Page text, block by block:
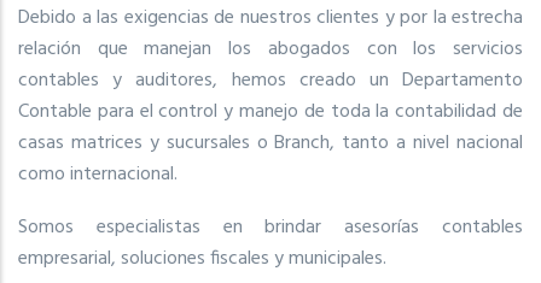
Debido a las exigencias de nuestros clientes y por la estrecha
relación que manejan los abogados con los servicios
contables y auditores, hemos creado un Departamento
Contable para el control y manejo de toda la contabilidad de
casas matrices y sucursales o Branch, tanto a nivel nacional
como internacional.
Somos especialistas en brindar asesorías contables
empresarial, soluciones fiscales y municipales.